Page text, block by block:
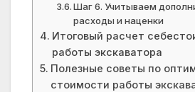
Шаг 6. Учитываем
расходы и наценки
Итоговый расчет
работы экскаватора
Полезные советы по
стоимости работы